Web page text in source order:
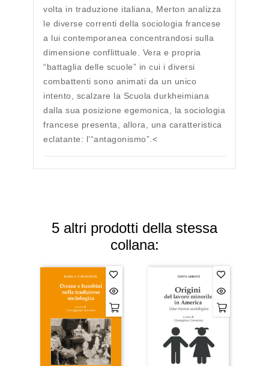
volta in traduzione italiana, Merton analizza
le diverse correnti della sociologia francese
a lui contemporanea concentrandosi sulla
dimensione conflittuale. Vera e propria
“battaglia delle scuole” in cui i diversi
combattenti sono animati da un unico
intento, scalzare la Scuola durkheimiana
dalla sua posizione egemonica, la sociologia
francese presenta, allora, una caratteristica
eclatante: l’“antagonismo”.<
5 altri prodotti della stessa
collana: